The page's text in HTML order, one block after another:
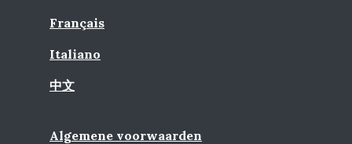
Français
Italiano
中文
Algemene voorwaarden